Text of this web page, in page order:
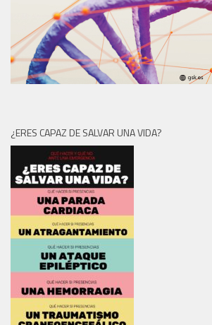
¿ERES CAPAZ DE SALVAR UNA VIDA?